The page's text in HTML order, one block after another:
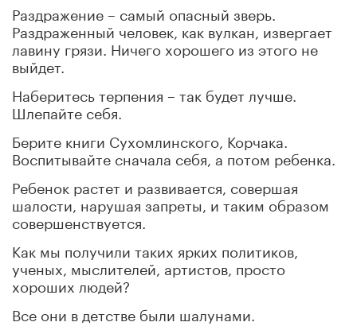
Раздражение – самый опасный зверь.
Раздраженный человек, как вулкан, извергает
лавину грязи. Ничего хорошего из этого не
выйдет.
Наберитесь терпения – так будет лучше.
Шлепайте себя.
Берите книги Сухомлинского, Корчака.
Воспитывайте сначала себя, а потом ребенка.
Ребенок растет и развивается, совершая
шалости, нарушая запреты, и таким образом
совершенствуется.
Как мы получили таких ярких политиков,
ученых, мыслителей, артистов, просто
хороших людей?
Все они в детстве были шалунами.